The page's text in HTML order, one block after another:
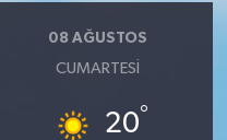
08 AĞUSTOS
CUMARTESI
20°